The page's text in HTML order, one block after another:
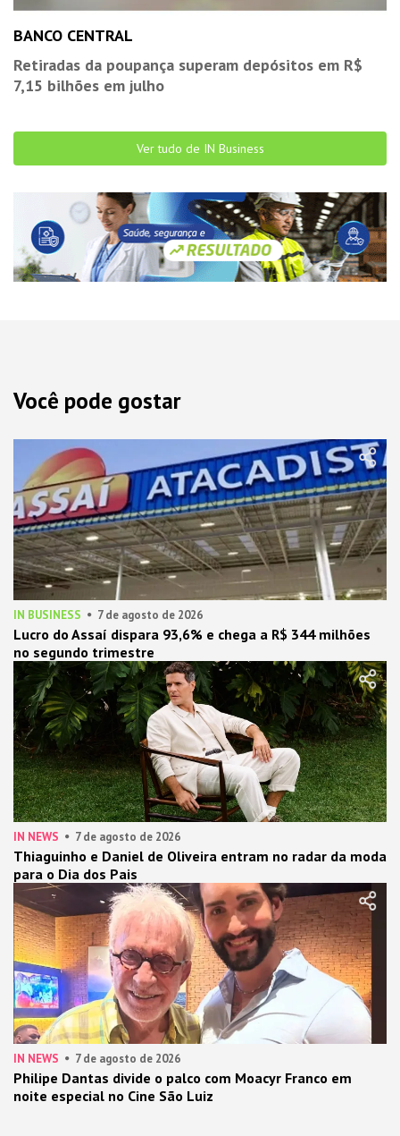
BANCO CENTRAL
Retiradas da poupança superam depósitos em R$
7,15 bilhões em julho
Ver tudo de IN Business
Você pode gostar
IN BUSINESS 7 de agosto de 2026
Lucro do Assaí dispara 93,6% e chega a R$ 344 milhões
no segundo trimestre
IN NEWS 7 de agosto de 2026
Thiaguinho e Daniel de Oliveira entram no radar da moda
para o Dia dos Pais
IN NEWS 7 de agosto de 2026
Philipe Dantas divide o palco com Moacyr Franco em
noite especial no Cine São Luiz